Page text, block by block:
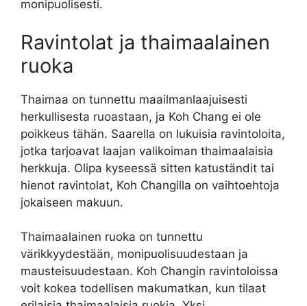
monipuolisesti.
Ravintolat ja thaimaalainen
ruoka
Thaimaa on tunnettu maailmanlaajuisesti
herkullisesta ruoastaan, ja Koh Chang ei ole
poikkeus tähän. Saarella on lukuisia ravintoloita,
jotka tarjoavat laajan valikoiman thaimaalaisia ​​
herkkuja. Olipa kyseessä sitten katuständit tai
hienot ravintolat, Koh Changilla on vaihtoehtoja
jokaiseen makuun.
Thaimaalainen ruoka on tunnettu
värikkyydestään, monipuolisuudestaan ​​ja
mausteisuudestaan. Koh Changin ravintoloissa
voit kokea todellisen makumatkan, kun tilaat